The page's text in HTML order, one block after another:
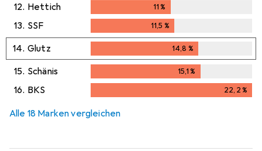
12. Hettich 11%
13. SSF 11,5 %
14. Glutz 14,8 %
15. Schänis 15,1%
16. BKS 22,2%
Alle 18 Marken vergleichen